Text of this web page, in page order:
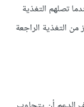
تصلهم التغذية
التغذية الراجعة